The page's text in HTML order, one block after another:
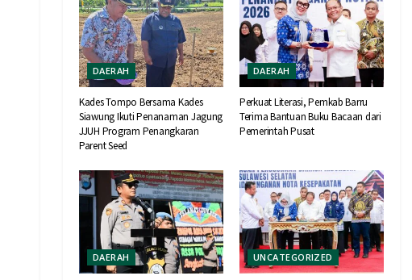
DAERAH
Kades Tompo Bersama Kades
Siawung Ikuti Penanaman Jagung
JJUH Program Penangkaran
Parent Seed
DAERAH
Perkuat Literasi, Pemkab Barru
Terima Bantuan Buku Bacaan dari
Pemerintah Pusat
DAERAH UNCATEGORIZED